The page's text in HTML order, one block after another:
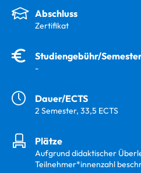
Abschluss
Zertifikat
Studiengebühr/
-
Dauer/ECTS
2 Semester, 33,5 ECTS
Plätze
Aufgrund didaktischer
Teilnehmer*innenzahl